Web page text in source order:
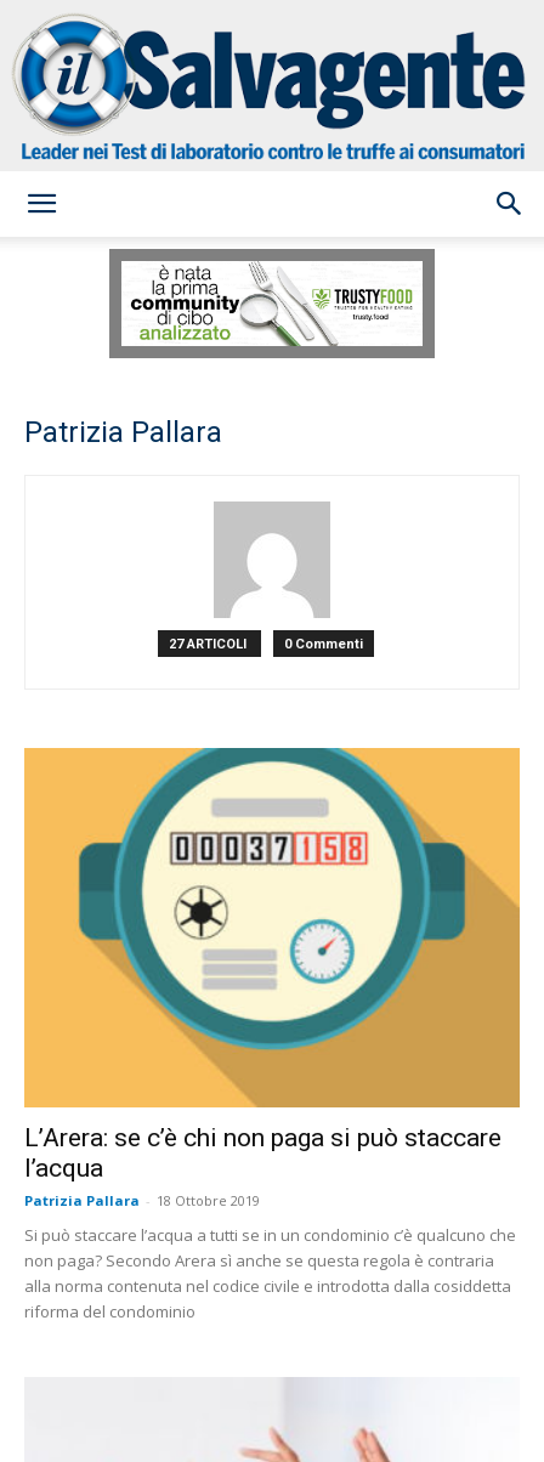
Salvagente
Patrizia Pallara
27 ARTICOLI 0 Commenti
L’Arera: se c’è chi non paga si può staccare
l’acqua
Patrizia Pallara - 18 Ottobre 2019
Si può staccare l’acqua a tutti se in un condominio c’è qualcuno che
non paga? Secondo Arera sì anche se questa regola è contraria
alla norma contenuta nel codice civile e introdotta dalla cosiddetta
riforma del condominio